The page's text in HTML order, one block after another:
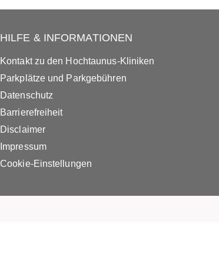
HILFE & INFORMATIONEN
Kontakt zu den Hochtaunus-Kliniken
Parkplätze und Parkgebühren
Datenschutz
Barrierefreiheit
Disclaimer
Impressum
Cookie-Einstellungen